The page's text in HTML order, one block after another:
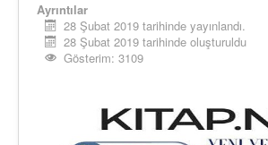
Ayrıntılar
28 Şubat 2019 tarihinde yayınlandı.
28 Şubat 2019 tarihinde oluşturuldu
Gösterim: 3109